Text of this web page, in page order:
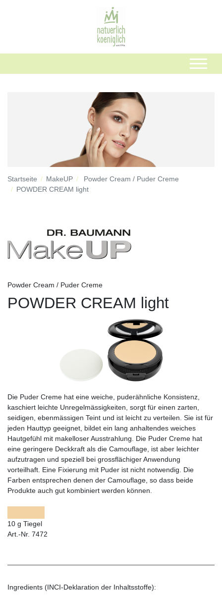
Startseite MakeUP
Powder Cream / Puder Creme
POWDER CREAM light
Powder Cream / Puder Creme
POWDER CREAM light
Die Puder Creme hat eine weiche, puderähnliche Konsistenz,
kaschiert leichte Unregelmässigkeiten, sorgt für einen zarten,
seidigen, ebenmässigen Teint und ist leicht zu verteilen. Sie ist für
jeden Hauttyp geeignet, bildet ein lang anhaltendes weiches
Hautgefühl mit makelloser Ausstrahlung. Die Puder Creme hat
eine geringere Deckkraft als die Camouflage, ist aber leichter
aufzutragen und speziell bei grossflächiger Anwendung
vorteilhaft. Eine Fixierung mit Puder ist nicht notwendig. Die
Farben entsprechen denen der Camouflage, so dass beide
Produkte auch gut kombiniert werden können.
10 g Tiegel
Art.-Nr. 7472
Ingredients (INCI-Deklaration der Inhaltsstoffe):